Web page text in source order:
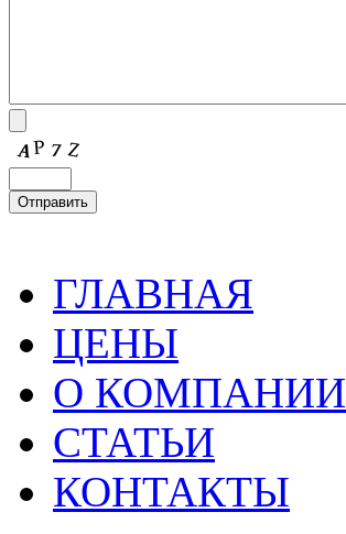
ГЛАВНАЯ
ЦЕНЫ
О КОМПАНИИ
СТАТЬИ
КОНТАКТЫ